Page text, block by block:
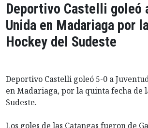
Deportivo Castelli goleó
Unida en Madariaga por
Hockey del Sudeste
Deportivo Castelli goleó 5-0 a
en Madariaga, por la quinta fecha de
Sudeste.
Los goles de las Catangas fueron de